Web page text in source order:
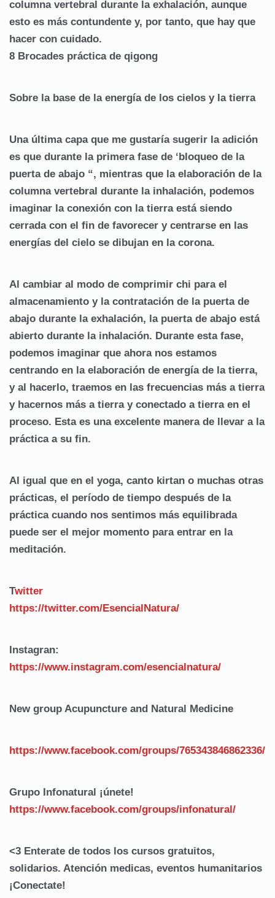
columna vertebral durante la exhalación, aunque
esto es más contundente y, por tanto, que hay que
hacer con cuidado.
8 Brocades práctica de qigong
Sobre la base de la energía de los cielos y la tierra
Una última capa que me gustaría sugerir la adición
es que durante la primera fase de ‘bloqueo de la
puerta de abajo “, mientras que la elaboración de la
columna vertebral durante la inhalación, podemos
imaginar la conexión con la tierra está siendo
cerrada con el fin de favorecer y centrarse en las
energías del cielo se dibujan en la corona.
Al cambiar al modo de comprimir chi para el
almacenamiento y la contratación de la puerta de
abajo durante la exhalación, la puerta de abajo está
abierto durante la inhalación. Durante esta fase,
podemos imaginar que ahora nos estamos
centrando en la elaboración de energía de la tierra,
y al hacerlo, traemos en las frecuencias más a tierra
y hacernos más a tierra y conectado a tierra en el
proceso. Esta es una excelente manera de llevar a la
práctica a su fin.
Al igual que en el yoga, canto kirtan o muchas otras
prácticas, el período de tiempo después de la
práctica cuando nos sentimos más equilibrada
puede ser el mejor momento para entrar en la
meditación.
Twitter
https://twitter.com/EsencialNatura/
Instagran:
https://www.instagram.com/esencialnatura/
New group Acupuncture and Natural Medicine
https://www.facebook.com/groups/765343846862336/
Grupo Infonatural ¡únete!
https://www.facebook.com/groups/infonatural/
<3 Enterate de todos los cursos gratuitos,
solidarios. Atención medicas, eventos humanitarios
¡Conectate!